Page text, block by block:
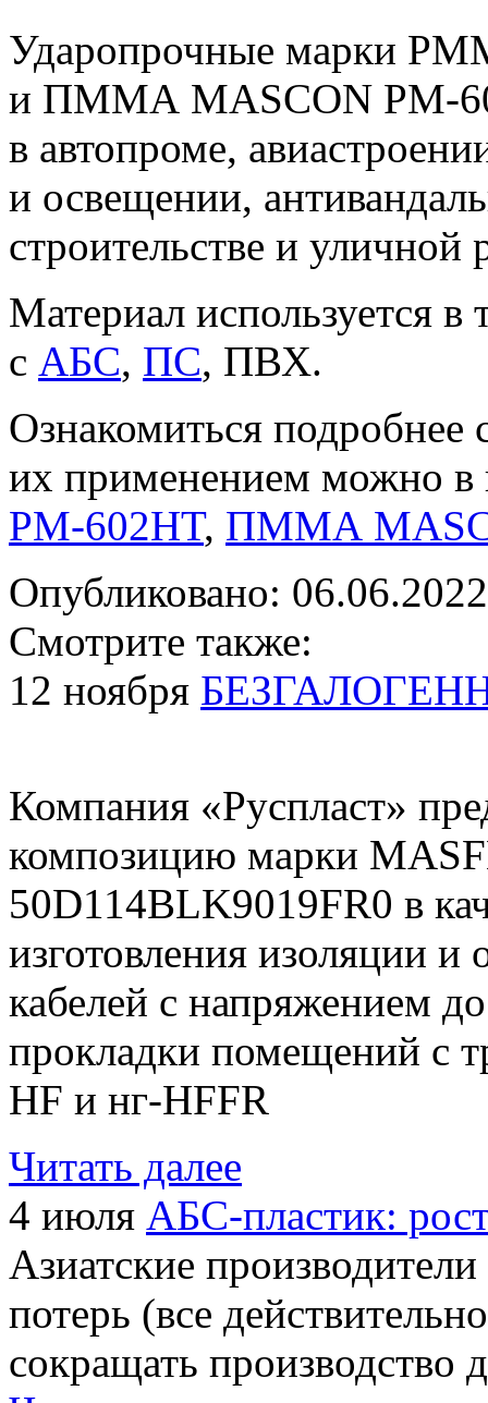
Ударопрочные марки
и ПММА MASCON PM-
в автопроме,
и освещении,
строительстве и уличной
Материал используется в
с АБС, ПС, ПВХ.
Ознакомиться
их применением можно в
PM-602HT, ПММА
Опубликовано: 06.06.2022
Смотрите также:
12 ноября
Компания «Руспласт»
композицию марки
50D114BLK9019FR0 в
изготовления изоляции
кабелей с напряжением
прокладки помещений с
HF и нг-HFFR
Читать далее
4 июля АБС-пластик:
Азиатские
потерь (все
сокращать производство